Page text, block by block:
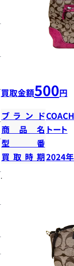
買取金額500円
ブランドCOACH
商品名 トート
型番
買取時期2024